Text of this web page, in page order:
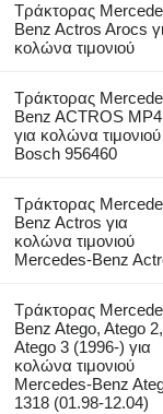
Τράκτορας
Benz Actros Arocs
κολώνα τιμονιού
Τράκτορας
Benz ACTROS MP4
για κολώνα τιμονιού
Bosch 956460
Τράκτορας
Benz Actros για
κολώνα τιμονιού
Mercedes-Benz
Τράκτορας
Benz Atego, Atego 2,
Atego 3 (1996-) για
κολώνα τιμονιού
Mercedes-Benz
1318 (01.98-12.04)